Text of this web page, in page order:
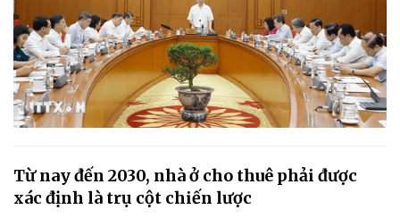
Từ nay đến 2030, nhà ở cho thuê phải được
xác định là trụ cột chiến lược